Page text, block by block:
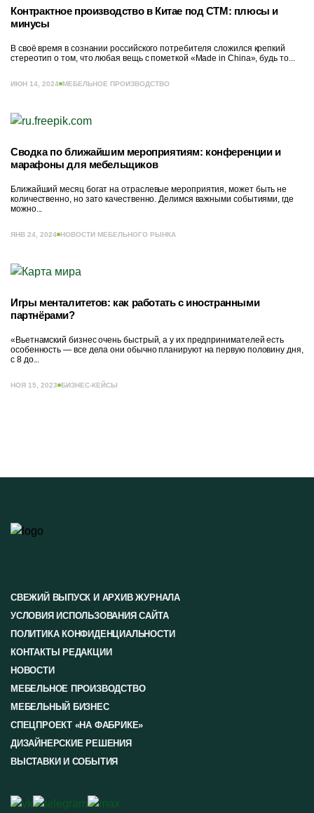
Контрактное производство в Китае под СТМ: плюсы и
минусы
В своё время в сознании российского потребителя сложился крепкий
стереотип о том, что любая вещь с пометкой «Made in China», будь то...
ИЮН 14, 2024 МЕБЕЛЬНОЕ ПРОИЗВОДСТВО
Сводка по ближайшим мероприятиям: конференции и
марафоны для мебельщиков
Ближайший месяц богат на отраслевые мероприятия, может быть не
количественно, но зато качественно. Делимся важными событиями, где
можно...
ЯНВ 24, 2024 НОВОСТИ МЕБЕЛЬНОГО РЫНКА
Игры менталитетов: как работать с иностранными
партнёрами?
«Вьетнамский бизнес очень быстрый, а у их предпринимателей есть
особенность — все дела они обычно планируют на первую половину дня,
с 8 до...
НОЯ 15, 2023 БИЗНЕС-КЕЙСЫ
СВЕЖИЙ ВЫПУСК И АРХИВ ЖУРНАЛА
УСЛОВИЯ ИСПОЛЬЗОВАНИЯ САЙТА
ПОЛИТИКА КОНФИДЕНЦИАЛЬНОСТИ
КОНТАКТЫ РЕДАКЦИИ
НОВОСТИ
МЕБЕЛЬНОЕ ПРОИЗВОДСТВО
МЕБЕЛЬНЫЙ БИЗНЕС
СПЕЦПРОЕКТ «НА ФАБРИКЕ»
ДИЗАЙНЕРСКИЕ РЕШЕНИЯ
ВЫСТАВКИ И СОБЫТИЯ